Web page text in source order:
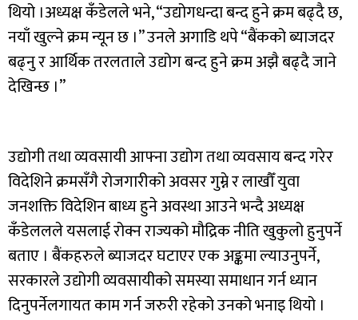
थियो ।अध्यक्ष कँडेलले भने, “उद्योगधन्दा बन्द हुने क्रम बढ्दै छ,
नयाँ खुल्ने क्रम न्यून छ ।” उनले अगाडि थपे “बैंकको ब्याजदर
बढ्नु र आर्थिक तरलताले उद्योग बन्द हुने क्रम अझै बढ्दै जाने
देखिन्छ ।”
उद्योगी तथा व्यवसायी आफ्ना उद्योग तथा व्यवसाय बन्द गरेर
विदेशिने क्रमसँगै रोजगारीको अवसर गुम्ने र लाखौँ युवा
जनशक्ति विदेशिन बाध्य हुने अवस्था आउने भन्दै अध्यक्ष
कँडेललले यसलाई रोक्न राज्यको मौद्रिक नीति खुकुलो हुनुपर्ने
बताए । बैंकहरुले ब्याजदर घटाएर एक अङ्कमा ल्याउनुपर्ने,
सरकारले उद्योगी व्यवसायीको समस्या समाधान गर्न ध्यान
दिनुपर्नेलगायत काम गर्न जरुरी रहेको उनको भनाइ थियो ।